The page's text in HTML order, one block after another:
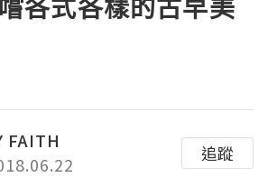
各式各樣的古早美
FAITH
追蹤